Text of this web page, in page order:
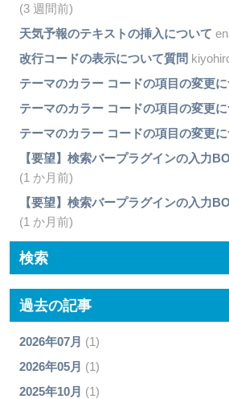
(3 週間前)
天気予報のテキストの挿入について
改行コードの表示について質問
テーマのカラー コードの項目の変更
テーマのカラー コードの項目の変更
テーマのカラー コードの項目の変更
【要望】検索バープラグインの入力
(1 か月前)
【要望】検索バープラグインの入力
(1 か月前)
検索
過去の記事
2026年07月 (1)
2026年05月 (1)
2025年10月 (1)